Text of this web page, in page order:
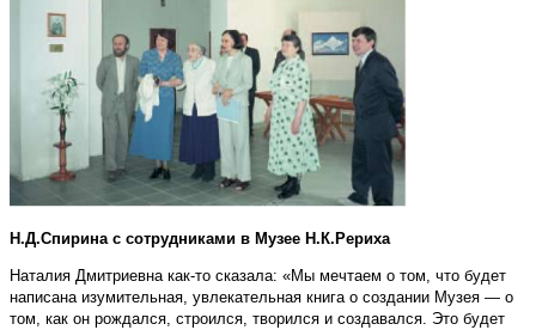
Н.Д.Спирина с сотрудниками в Музее Н.К.Рериха
Наталия Дмитриевна как-то сказала: «Мы мечтаем о том, что будет
написана изумительная, увлекательная книга о создании Музея — о
том, как он рождался, строился, творился и создавался. Это будет